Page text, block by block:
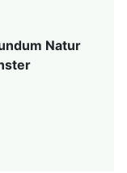
Natur